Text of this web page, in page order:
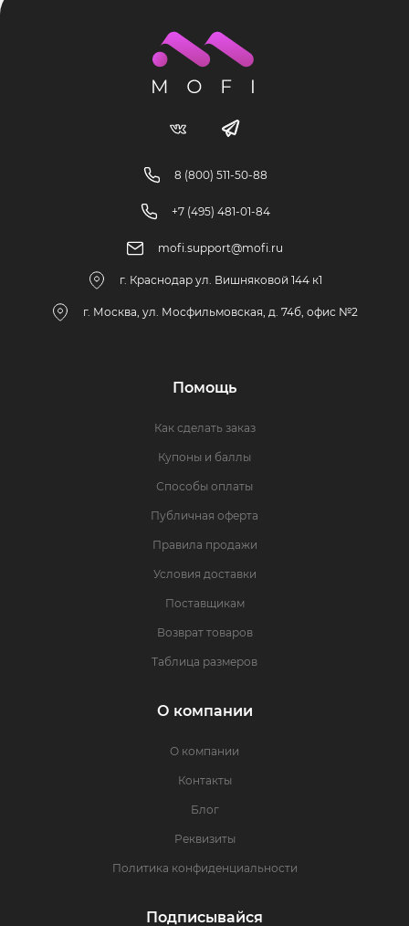
8 (800) 511-50-88
+7 (495) 481-01-84
mofi.support@mofi.ru
г. Краснодар ул. Вишняковой 144 к1
г. Москва, ул. Мосфильмовская, д. 74б, офис №2
Помощь
Как сделать заказ
Купоны и баллы
Способы оплаты
Публичная оферта
Правила продажи
Условия доставки
Поставщикам
Возврат товаров
Таблица размеров
О компании
О компании
Контакты
Блог
Реквизиты
Политика конфиденциальности
Подписывайся